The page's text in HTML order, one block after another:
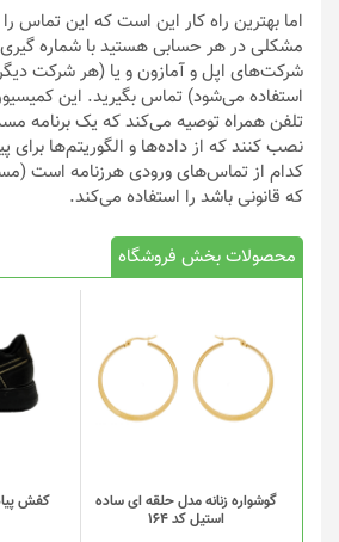
اما بهترین راه کار این است که این تماس
مشکلی در هر حسابی هستید با شماره
شرکت‌های اپل و آمازون و یا (هر شرکت
استفاده می‌شود) تماس بگیرید. این
تلفن همراه توصیه می‌کند که یک برنامه
نصب کنند که از داده‌ها و الگوریتم‌ها برای
کدام از تماس‌های ورودی هرزنامه است
که قانونی باشد را استفاده می‌کند.
محصولات بخش فروشگاه
گوشواره زنانه مدل حلقه ای ساده
استیل کد 164
محصول
دارای
انواع
مختلفی
گزینه
ها
کفش